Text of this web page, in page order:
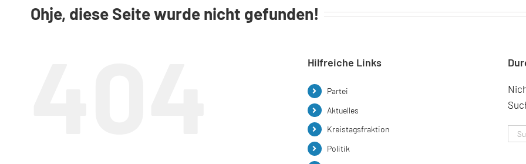
Ohje, diese Seite wurde nicht gefunden!
Hilfreiche Links
Partei
Aktuelles
Kreistagsfraktion
Politik